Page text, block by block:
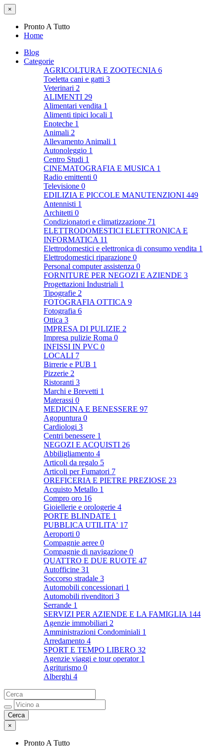
×
Pronto A Tutto
Home
Blog
Categorie
AGRICOLTURA E ZOOTECNIA 6
Toeletta cani e gatti 3
Veterinari 2
ALIMENTI 29
Alimentari vendita 1
Alimenti tipici locali 1
Enoteche 1
Animali 2
Allevamento Animali 1
Autonoleggio 1
Centro Studi 1
CINEMATOGRAFIA E MUSICA 1
Radio emittenti 0
Televisione 0
EDILIZIA E PICCOLE MANUTENZIONI 449
Antennisti 1
Architetti 0
Condizionatori e climatizzazione 71
ELETTRODOMESTICI ELETTRONICA E
INFORMATICA 11
Elettrodomestici e elettronica di consumo vendita 1
Elettrodomestici riparazione 0
Personal computer assistenza 0
FORNITURE PER NEGOZI E AZIENDE 3
Progettazioni Industriali 1
Tipografie 2
FOTOGRAFIA OTTICA 9
Fotografia 6
Ottica 3
IMPRESA DI PULIZIE 2
Impresa pulizie Roma 0
INFISSI IN PVC 0
LOCALI 7
Birrerie e PUB 1
Pizzerie 2
Ristoranti 3
Marchi e Brevetti 1
Materassi 0
MEDICINA E BENESSERE 97
Agopuntura 0
Cardiologi 3
Centri benessere 1
NEGOZI E ACQUISTI 26
Abbiligliamento 4
Articoli da regalo 5
Articoli per Fumatori 7
OREFICERIA E PIETRE PREZIOSE 23
Acquisto Metallo 1
Compro oro 16
Gioiellerie e orologerie 4
PORTE BLINDATE 1
PUBBLICA UTILITA' 17
Aeroporti 0
Compagnie aeree 0
Compagnie di navigazione 0
QUATTRO E DUE RUOTE 47
Autofficine 31
Soccorso stradale 3
Automobili concessionari 1
Automobili rivenditori 3
Serrande 1
SERVIZI PER AZIENDE E LA FAMIGLIA 144
Agenzie immobiliari 2
Amministrazioni Condominiali 1
Arredamento 4
SPORT E TEMPO LIBERO 32
Agenzie viaggi e tour operator 1
Agriturismo 0
Alberghi 4
×
Pronto A Tutto